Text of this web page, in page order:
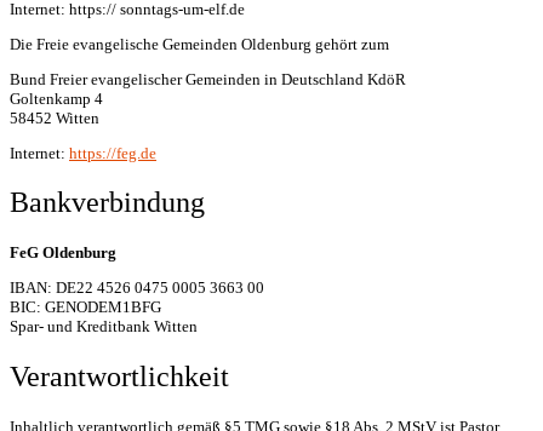
Internet: https:// sonntags-um-elf.de
Die Freie evangelische Gemeinden Oldenburg gehört zum
Bund Freier evangelischer Gemeinden in Deutschland KdöR
Goltenkamp 4
58452 Witten
Internet: https://feg.de
Bankverbindung
FeG Oldenburg
IBAN: DE22 4526 0475 0005 3663 00
BIC: GENODEM1BFG
Spar- und Kreditbank Witten
Verantwortlichkeit
Inhaltlich verantwortlich gemäß §5 TMG sowie §18 Abs. 2 MStV ist Pastor